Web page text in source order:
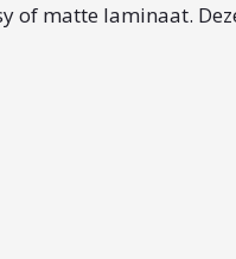
of matte laminaat.